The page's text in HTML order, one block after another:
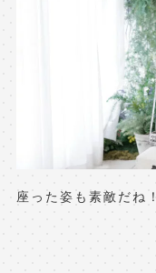
座った姿も素敵だね！